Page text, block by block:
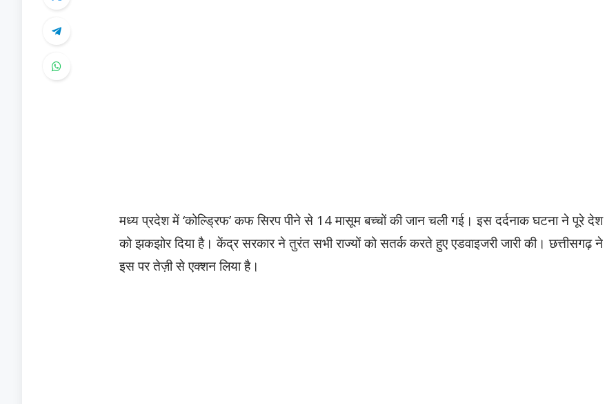
मध्य प्रदेश में ‘कोल्ड्रिफ’ कफ सिरप पीने से 14 मासूम बच्चों की जान चली गई। इस दर्दनाक घटना ने पूरे देश
को झकझोर दिया है। केंद्र सरकार ने तुरंत सभी राज्यों को सतर्क करते हुए एडवाइजरी जारी की। छत्तीसगढ़ ने
इस पर तेज़ी से एक्शन लिया है।